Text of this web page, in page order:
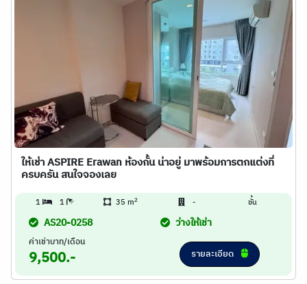
ให้เช่า ASPIRE Erawan ห้องกั้น น่าอยู่ มาพร้อมการตกแต่งที่
ครบครัน สนใจจองเลย
1 1 35 m2 - ชั้น
AS20-0258 ว่างให้เช่า
ค่าเช่าบาท/เดือน
9,500.- รายละเอียด